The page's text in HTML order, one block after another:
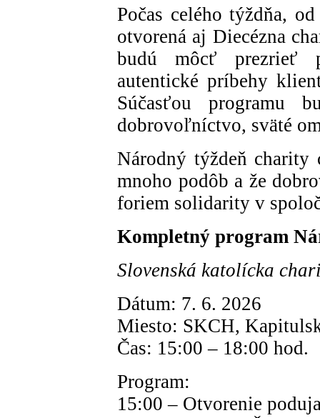
Počas celého týždňa,
otvorená aj Diecézna
budú môcť prezrieť
autentické príbehy
Súčasťou programu
dobrovoľníctvo, sväté
Národný týždeň charity
mnoho podôb a že
foriem solidarity v
Kompletný program
Slovenská katolícka
Dátum: 7. 6. 2026
Miesto: SKCH,
Čas: 15:00 – 18:00 hod.
Program:
15:00 – Otvorenie